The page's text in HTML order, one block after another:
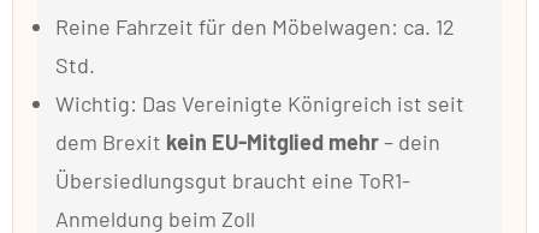
Reine Fahrzeit für den Möbelwagen: ca. 12
Std.
Wichtig: Das Vereinigte Königreich ist seit
dem Brexit kein EU-Mitglied mehr– dein
Übersiedlungsgut braucht eine ToR1-
Anmeldung beim Zoll